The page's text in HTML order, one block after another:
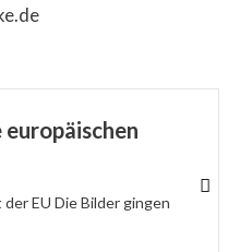
EU Die Bilder gingen